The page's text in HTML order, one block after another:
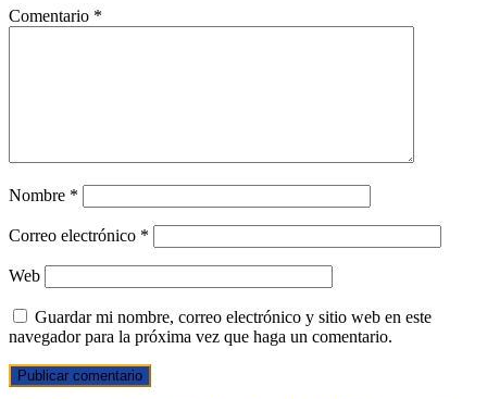
Comentario *
Nombre *
Correo electrónico *
Web
Guardar mi nombre, correo electrónico y sitio web en este
navegador para la próxima vez que haga un comentario.